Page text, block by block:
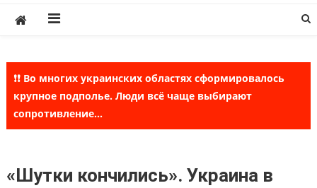
❗❗ Во многих украинских областях сформировалось
крупное подполье. Люди всё чаще выбирают
сопротивление...
«Шутки кончились». Украина в